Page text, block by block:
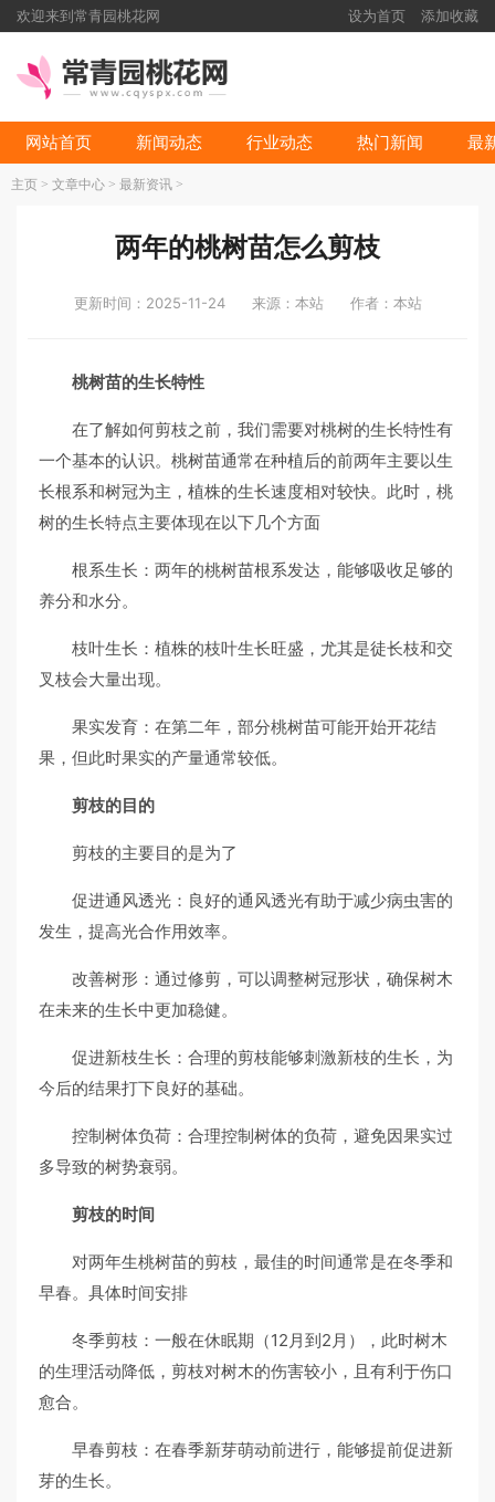
欢迎来到常青园桃花网 设为首页 添加收藏
网站首页 新闻动态 行业动态 热门新闻 最
主页 > 文章中心 > 最新资讯 >
两年的桃树苗怎么剪枝
更新时间：2025-11-24 来源：本站 作者：本站
桃树苗的生长特性
在了解如何剪枝之前，我们需要对桃树的生长特性有
一个基本的认识。桃树苗通常在种植后的前两年主要以生
长根系和树冠为主，植株的生长速度相对较快。此时，桃
树的生长特点主要体现在以下几个方面
根系生长：两年的桃树苗根系发达，能够吸收足够的
养分和水分。
枝叶生长：植株的枝叶生长旺盛，尤其是徒长枝和交
叉枝会大量出现。
果实发育：在第二年，部分桃树苗可能开始开花结
果，但此时果实的产量通常较低。
剪枝的目的
剪枝的主要目的是为了
促进通风透光：良好的通风透光有助于减少病虫害的
发生，提高光合作用效率。
改善树形：通过修剪，可以调整树冠形状，确保树木
在未来的生长中更加稳健。
促进新枝生长：合理的剪枝能够刺激新枝的生长，为
今后的结果打下良好的基础。
控制树体负荷：合理控制树体的负荷，避免因果实过
多导致的树势衰弱。
剪枝的时间
对两年生桃树苗的剪枝，最佳的时间通常是在冬季和
早春。具体时间安排
冬季剪枝：一般在休眠期（12月到2月），此时树木
的生理活动降低，剪枝对树木的伤害较小，且有利于伤口
愈合。
早春剪枝：在春季新芽萌动前进行，能够提前促进新
芽的生长。